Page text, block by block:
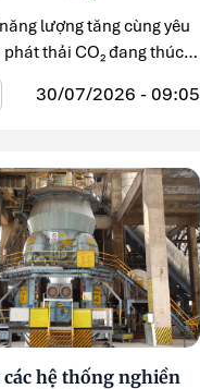
lượng tăng cùng yêu
thải CO₂ đang thúc
30/07/2026 - 09:05
các hệ thống nghiền